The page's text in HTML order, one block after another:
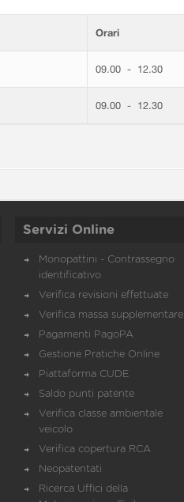
Orari
09.00 - 12.30
09.00 - 12.30
Servizi Online
Monopattini - Contrassegno
identificativo
Verifica revisioni effettuate
Verifica massa supplementare
Pagamenti PagoPA
Gestione Pratiche Online
Piattaforma CUDE
Saldo punti patente
Verifica classe ambientale
veicolo
Verifica copertura RCA
Neopatentati
Ricerca Uffici della